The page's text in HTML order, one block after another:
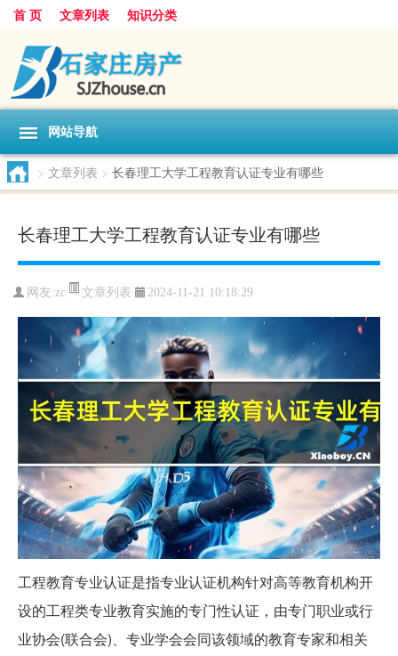
首 页 文章列表 知识分类
网站导航
> 文章列表 > 长春理工大学工程教育认证专业有哪些
长春理工大学工程教育认证专业有哪些
网友:zc 文章列表 2024-11-21 10:18:29
工程教育专业认证是指专业认证机构针对高等教育机构开
设的工程类专业教育实施的专门性认证，由专门职业或行
业协会(联合会)、专业学会会同该领域的教育专家和相关